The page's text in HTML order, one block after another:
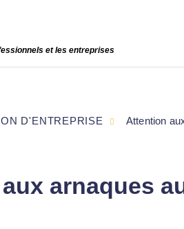
et les entreprises
arnaques
D'ENTREPRISE Attention